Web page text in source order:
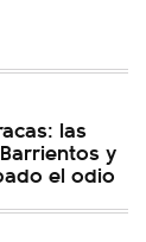
las
y
el odio